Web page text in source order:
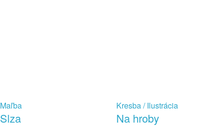
Maľba
Slza
Kresba / Ilustrácia
Na hroby